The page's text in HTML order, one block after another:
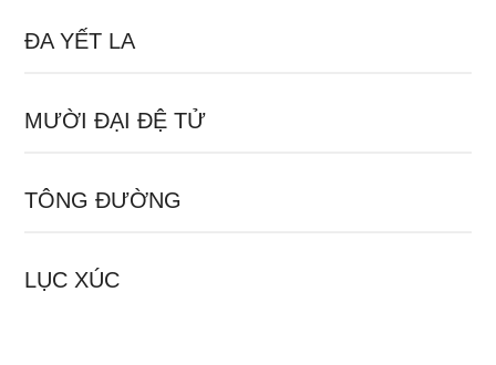
ĐA YẾT LA
MƯỜI ĐẠI ĐỆ TỬ
TÔNG ĐƯỜNG
LỤC XÚC